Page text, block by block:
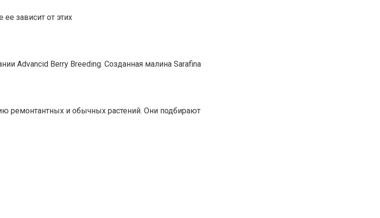
зависит от этих
Advancid Berry Breeding. Созданная малина Sarafina
ремонтантных и обычных растений. Они подбирают